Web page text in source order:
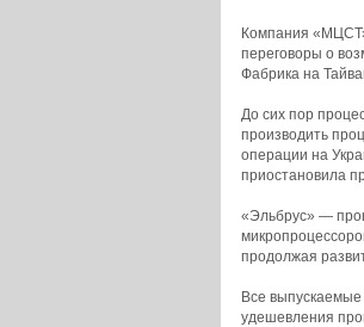
Компания
переговоры о
Фабрика на
До сих пор
производить
операции на
приостановила
«Эльбрус» —
продолжая
Все
удешевления